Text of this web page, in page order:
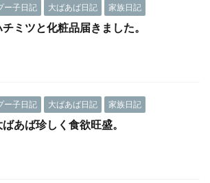
ー子日記 大ばあば日記 家族日記
ミツと化粧品届きました。
ー子日記 大ばあば日記 家族日記
ばあば珍しく食欲旺盛。